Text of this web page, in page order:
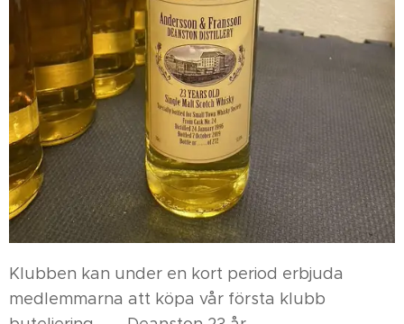
Klubben kan under en kort period erbjuda
medlemmarna att köpa vår första klubb